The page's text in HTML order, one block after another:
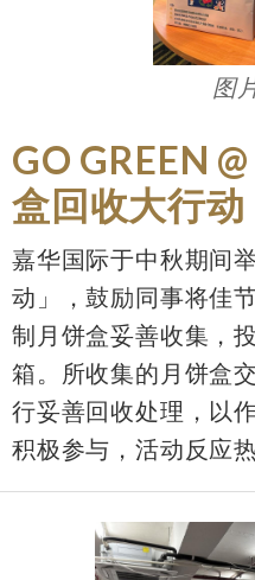
图
GO GREEN
盒回收大行动
嘉华国际于中秋期间
动」，鼓励同事将佳
制月饼盒妥善收集，
箱。所收集的月饼盒
行妥善回收处理，以
积极参与，活动反应热